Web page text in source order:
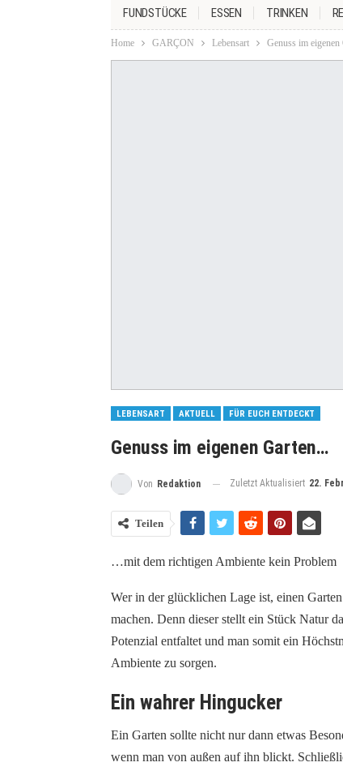
FUNDSTÜCKE ESSEN TRINKEN
Home GARÇON Lebensart Genuss im
LEBENSART AKTUELL FÜR EUCH ENTDECKT
Genuss im eigenen Garten…
Von Redaktion Zuletzt Aktualisiert 22.
Teilen
…mit dem richtigen Ambiente kein Problem
Wer in der glücklichen Lage ist, einen
machen. Denn dieser stellt ein Stück Natur
Potenzial entfaltet und man somit ein
Ambiente zu sorgen.
Ein wahrer Hingucker
Ein Garten sollte nicht nur dann etwas
wenn man von außen auf ihn blickt.